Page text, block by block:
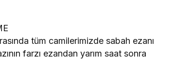
tüm camilerimizde sabah ezanı
farzı ezandan yarım saat sonra